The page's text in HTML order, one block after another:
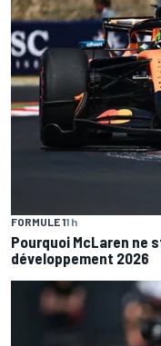
FORMULE 11 h
Pourquoi McLaren ne
développement 2026